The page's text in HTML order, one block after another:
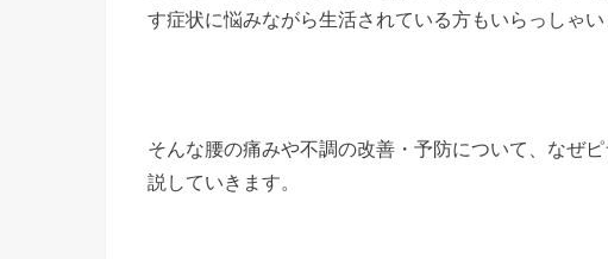
す症状に悩みながら生活されている方もいらっしゃい
そんな腰の痛みや不調の改善・予防について、なぜ
説していきます。